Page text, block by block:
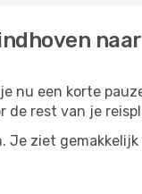
nu een korte
de rest van je
Je ziet